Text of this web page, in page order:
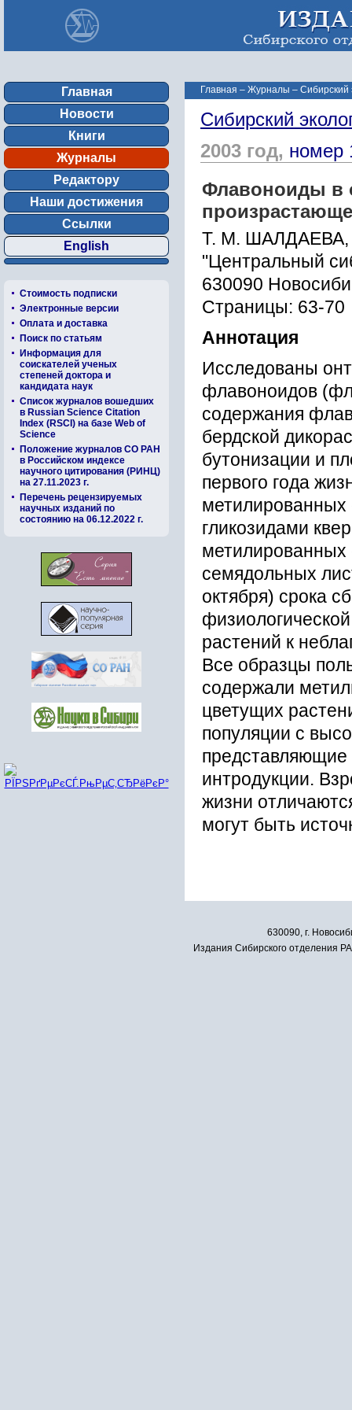
Главная
Новости
Книги
Журналы
Редактору
Наши достижения
Ссылки
English
Стоимость подписки
Электронные версии
Оплата и доставка
Поиск по статьям
Информация для
соискателей ученых
степеней доктора и
кандидата наук
Список журналов вошедших
в Russian Science Citation
Index (RSCI) на базе Web of
Science
Положение журналов СО РАН
в Российском индексе
научного цитирования (РИНЦ)
на 27.11.2023 г.
Перечень рецензируемых
научных изданий по
состоянию на 06.12.2022 г.
Главная – Журналы – Сибирский
Сибирский
2003 год, номер
Флавоноиды в
Т. М.
"Центральный
630090
Страницы: 63-70
Аннотация
Исследованы
флавоноидов
содержания
бердской
бутонизации и
первого года
гликозидами
семядольных
октября) срока
растений к
Все образцы
содержали
цветущих
популяции с
представляющие
интродукции.
жизни
могут быть
630090, г.
Издания Сибирского отделения